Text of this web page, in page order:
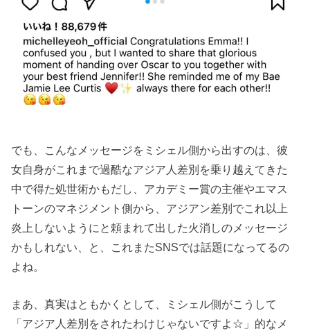
でも、こんなメッセージをミシェル側から出すのは、彼
女自身がこれまで過酷なアジア人差別を乗り越えてきた
中で得た処世術かもだし、アカデミー賞の主催やエマス
トーンのマネジメント側から、アジアン差別でこれ以上
炎上しないようにと頼まれて出した火消しのメッセージ
かもしれない、と、これまたSNSでは話題になってるの
よね。
まあ、真実はともかくとして、ミシェル側がこうして
「アジア人差別をされたわけじゃないですよ☆」的なメ